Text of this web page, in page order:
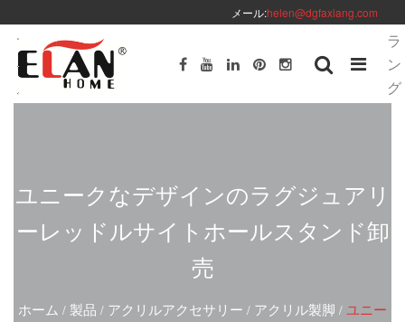
メール:helen@dgfaxiang.com
ラ
ン
グ
ユニークなデザインのラグジュアリ
ーレッドルサイトホールスタンド卸
売
ホーム / 製品 / アクリルアクセサリー / アクリル製脚 / ユニー